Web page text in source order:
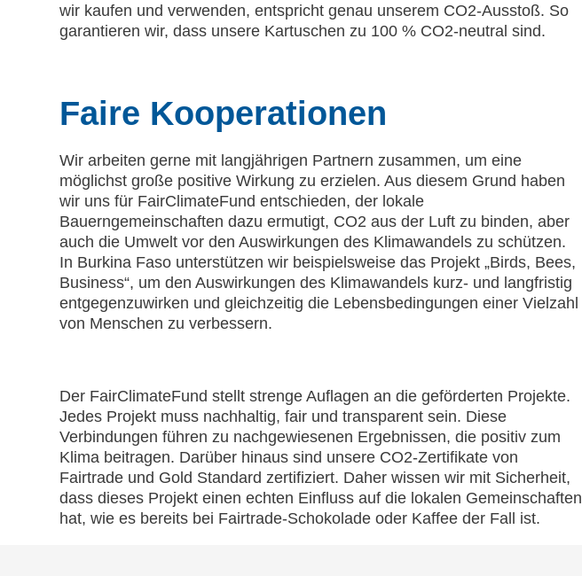
wir kaufen und verwenden, entspricht genau unserem CO2-Ausstoß. So
garantieren wir, dass unsere Kartuschen zu 100 % CO2-neutral sind.
Faire Kooperationen
Wir arbeiten gerne mit langjährigen Partnern zusammen, um eine
möglichst große positive Wirkung zu erzielen. Aus diesem Grund haben
wir uns für FairClimateFund entschieden, der lokale
Bauerngemeinschaften dazu ermutigt, CO2 aus der Luft zu binden, aber
auch die Umwelt vor den Auswirkungen des Klimawandels zu schützen.
In Burkina Faso unterstützen wir beispielsweise das Projekt „Birds, Bees,
Business“, um den Auswirkungen des Klimawandels kurz- und langfristig
entgegenzuwirken und gleichzeitig die Lebensbedingungen einer Vielzahl
von Menschen zu verbessern.
Der FairClimateFund stellt strenge Auflagen an die geförderten Projekte.
Jedes Projekt muss nachhaltig, fair und transparent sein. Diese
Verbindungen führen zu nachgewiesenen Ergebnissen, die positiv zum
Klima beitragen. Darüber hinaus sind unsere CO2-Zertifikate von
Fairtrade und Gold Standard zertifiziert. Daher wissen wir mit Sicherheit,
dass dieses Projekt einen echten Einfluss auf die lokalen Gemeinschaften
hat, wie es bereits bei Fairtrade-Schokolade oder Kaffee der Fall ist.